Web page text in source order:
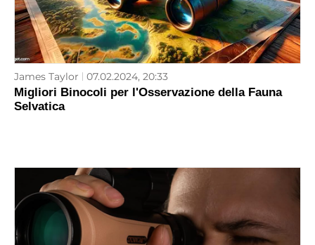
James Taylor 07.02.2024, 20:33
Migliori Binocoli per l'Osservazione della Fauna
Selvatica